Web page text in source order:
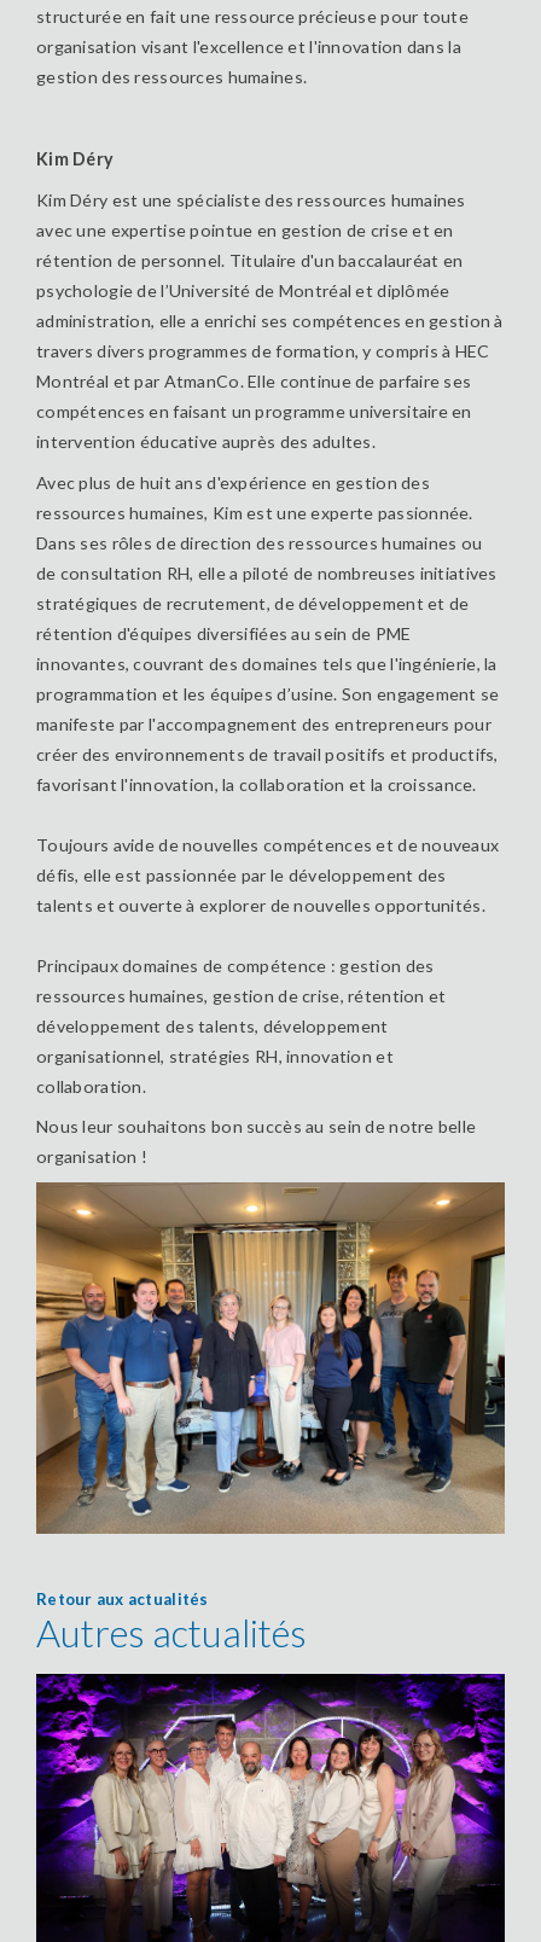
structurée en fait une ressource précieuse pour toute
organisation visant l'excellence et l'innovation dans la
gestion des ressources humaines.
Kim Déry
Kim Déry est une spécialiste des ressources humaines
avec une expertise pointue en gestion de crise et en
rétention de personnel. Titulaire d'un baccalauréat en
psychologie de l’Université de Montréal et diplômée
administration, elle a enrichi ses compétences en gestion à
travers divers programmes de formation, y compris à HEC
Montréal et par AtmanCo. Elle continue de parfaire ses
compétences en faisant un programme universitaire en
intervention éducative auprès des adultes.
Avec plus de huit ans d'expérience en gestion des
ressources humaines, Kim est une experte passionnée.
Dans ses rôles de direction des ressources humaines ou
de consultation RH, elle a piloté de nombreuses initiatives
stratégiques de recrutement, de développement et de
rétention d'équipes diversifiées au sein de PME
innovantes, couvrant des domaines tels que l'ingénierie, la
programmation et les équipes d’usine. Son engagement se
manifeste par l'accompagnement des entrepreneurs pour
créer des environnements de travail positifs et productifs,
favorisant l'innovation, la collaboration et la croissance.
Toujours avide de nouvelles compétences et de nouveaux
défis, elle est passionnée par le développement des
talents et ouverte à explorer de nouvelles opportunités.
Principaux domaines de compétence : gestion des
ressources humaines, gestion de crise, rétention et
développement des talents, développement
organisationnel, stratégies RH, innovation et
collaboration.
Nous leur souhaitons bon succès au sein de notre belle
organisation !
Retour aux actualités
Autres actualités